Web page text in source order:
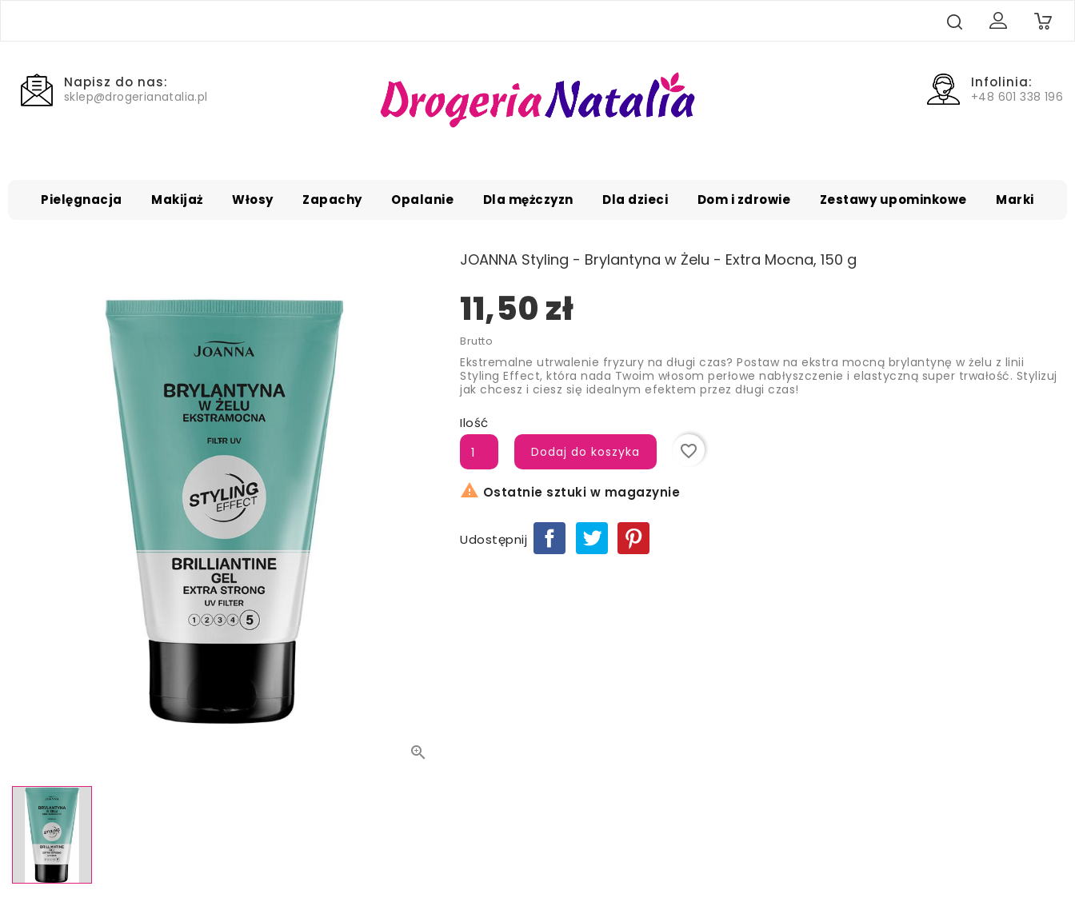
0
Infolinia:
+48 601 338 196
Napisz do nas:
sklep@drogerianatalia.pl
Pielęgnacja Makijaż Włosy Zapachy Opalanie Dla mężczyzn Dla dzieci Dom i zdrowie Zestawy upominkowe Marki

JOANNA Styling - Brylantyna w Żelu - Extra Mocna, 150 g
11,50 zł
Brutto
Ekstremalne utrwalenie fryzury na długi czas? Postaw na ekstra mocną brylantynę w żelu z linii
Styling Effect, która nada Twoim włosom perłowe nabłyszczenie i elastyczną super trwałość. Stylizuj
jak chcesz i ciesz się idealnym efektem przez długi czas!
Ilość
Dodaj do koszyka favorite_border
 Ostatnie sztuki w magazynie
Udostępnij